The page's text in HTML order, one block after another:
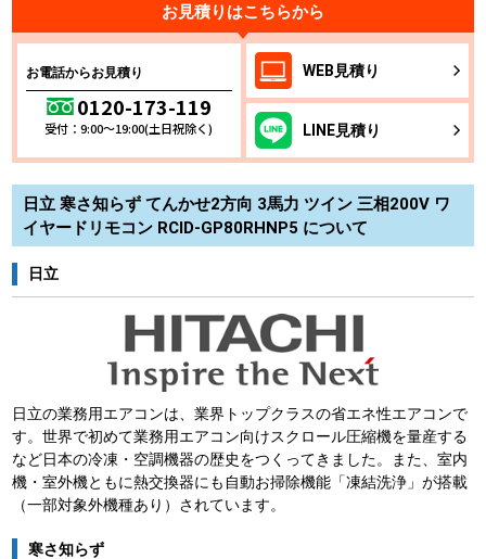
お見積りはこちらから
お電話からお見積り
0120-173-119
受付：9:00～19:00(土日祝除く)
WEB 見積り
LINE見積り
日立 寒さ知らず てんかせ2方向 3馬力 ツイン 三相200V ワ
イヤードリモコン RCID-GP80RHNP5 について
日立
日立の業務用エアコンは、業界トップクラスの省エネ性エアコンで
す。世界で初めて業務用エアコン向けスクロール圧縮機を量産する
など日本の冷凍・空調機器の歴史をつくってきました。また、室内
機・室外機ともに熱交換器にも自動お掃除機能「凍結洗浄」が搭載
（一部対象外機種あり）されています。
寒さ知らず